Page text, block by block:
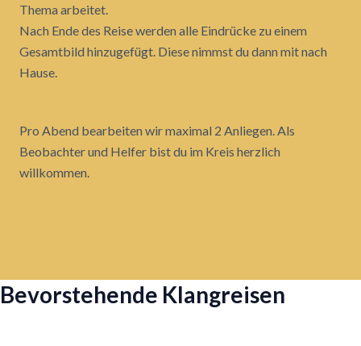
Thema arbeitet.
Nach Ende des Reise werden alle Eindrücke zu einem
Gesamtbild hinzugefügt. Diese nimmst du dann mit nach
Hause.
Pro Abend bearbeiten wir maximal 2 Anliegen. Als
Beobachter und Helfer bist du im Kreis herzlich
willkommen.
Bevorstehende Klangreisen